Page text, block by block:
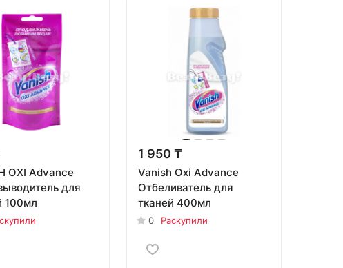
OXI Advance
для
100мл
1 950 ₸
Vanish Oxi Advance
Отбеливатель для
тканей 400мл
0 Раскупили